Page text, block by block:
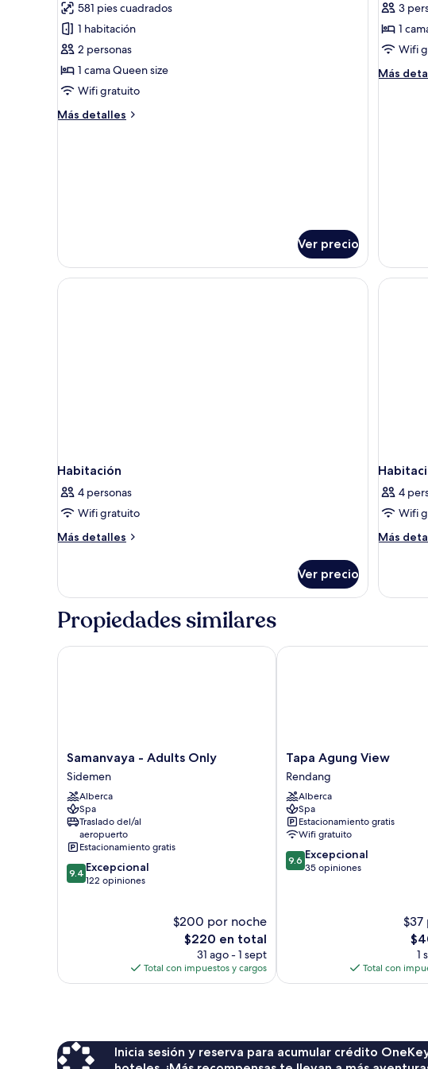
fotos
de
Luxury
Pool
Tent
Free
581 pies cuadrados
1 habitación
2 personas
1 cama Queen size
Wifi gratuito
Más detalles
Más
Ver precio
fotos
de
Lanai
terrace
with
3
1
Wifi
Más
Más
Habitación
4 personas
Wifi gratuito
Más detalles
Más
Ver precio
4
Wifi
Más
Más
Propiedades similares
Samanvaya
-
Adults
Only
Sidemen
Samanvaya - Adults Only
Sidemen
Alberca
Spa
Traslado del/al
aeropuerto
Estacionamiento gratis
9.4
de
9.4 Excepcional
122 opiniones
$200 por noche
El
precio
actual
es
$220 en total
31 ago - 1 sept
Total con impuestos y cargos
Samanvaya - Adults Only
Tapa
Agung
View
Rendang
Tapa Agung View
Rendang
Alberca
Spa
Estacionamiento gratis
Wifi gratuito
9.6
de
9.6 Excepcional
35 opiniones
El
es
1
Total con
Tapa Agung View
Inicia sesión y reserva para acumular crédito